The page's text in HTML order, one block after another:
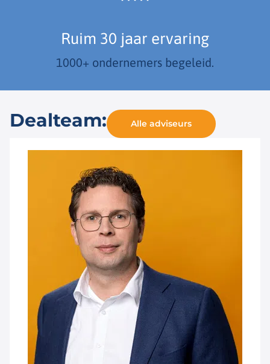
Ruim 30 jaar ervaring
1000+ ondernemers begeleid.
Dealteam: Alle adviseurs